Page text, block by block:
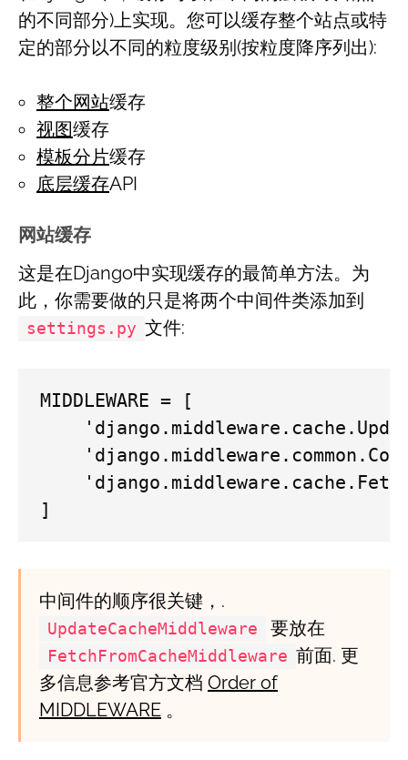
的不同部分)上实现。您可以缓存整个站点或特
定的部分以不同的粒度级别(按粒度降序列出):
整个网站缓存
视图缓存
模板分片缓存
底层缓存API
网站缓存
这是在Django中实现缓存的最简单方法。为
此，你需要做的只是将两个中间件类添加到
settings.py 文件:
MIDDLEWARE = [
]
中间件的顺序很关键，.
UpdateCacheMiddleware 要放在
FetchFromCacheMiddleware 前面. 更
多信息参考官方文档 Order of
MIDDLEWARE 。